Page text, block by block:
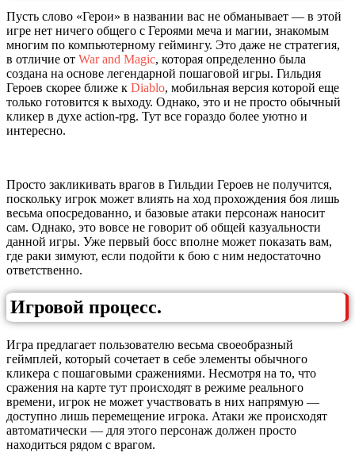
Пусть слово «Герои» в названии вас не обманывает — в этой
игре нет ничего общего с Героями меча и магии, знакомым
многим по компьютерному геймингу. Это даже не стратегия,
в отличие от War and Magic, которая определенно была
создана на основе легендарной пошаговой игры. Гильдия
Героев скорее ближе к Diablo, мобильная версия которой еще
только готовится к выходу. Однако, это и не просто обычный
кликер в духе action-rpg. Тут все гораздо более уютно и
интересно.
Просто закликивать врагов в Гильдии Героев не получится,
поскольку игрок может влиять на ход прохождения боя лишь
весьма опосредованно, и базовые атаки персонаж наносит
сам. Однако, это вовсе не говорит об общей казуальности
данной игры. Уже первый босс вполне может показать вам,
где раки зимуют, если подойти к бою с ним недостаточно
ответственно.
Игровой процесс.
Игра предлагает пользователю весьма своеобразный
геймплей, который сочетает в себе элементы обычного
кликера с пошаговыми сражениями. Несмотря на то, что
сражения на карте тут происходят в режиме реального
времени, игрок не может участвовать в них напрямую —
доступно лишь перемещение игрока. Атаки же происходят
автоматически — для этого персонаж должен просто
находиться рядом с врагом.